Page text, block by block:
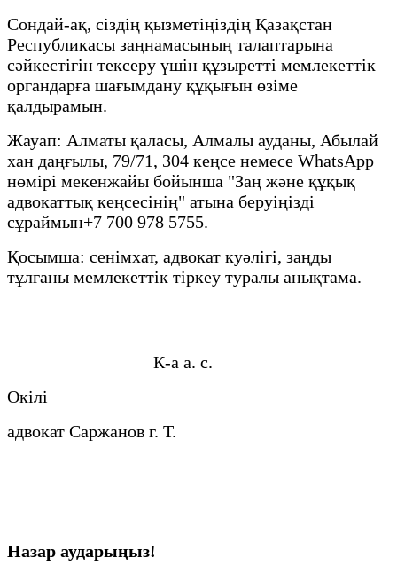
Сондай-ақ, сіздің қызметіңіздің Қазақстан
Республикасы заңнамасының талаптарына
сәйкестігін тексеру үшін құзыретті мемлекеттік
органдарға шағымдану құқығын өзіме
қалдырамын.
Жауап: Алматы қаласы, Алмалы ауданы, Абылай
хан даңғылы, 79/71, 304 кеңсе немесе WhatsApp
нөмірі мекенжайы бойынша "Заң және құқық
адвокаттық кеңсесінің" атына беруіңізді
сұраймын+7 700 978 5755.
Қосымша: сенімхат, адвокат куәлігі, заңды
тұлғаны мемлекеттік тіркеу туралы анықтама.
К-а а. с.
Өкілі
адвокат Саржанов г. Т.
Назар аударыңыз!